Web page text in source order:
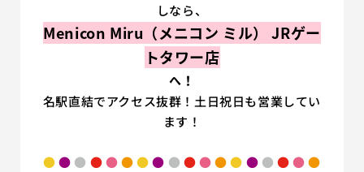
しなら、
Menicon Miru（メニコン ミル） JRゲー
トタワー店
へ！
名駅直結でアクセス抜群！土日祝日も営業してい
ます！
●● ● ●●●●● ● ●●●● ● ●●●●